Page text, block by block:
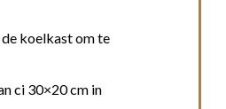
koelkast om te
ci 30×20 cm in